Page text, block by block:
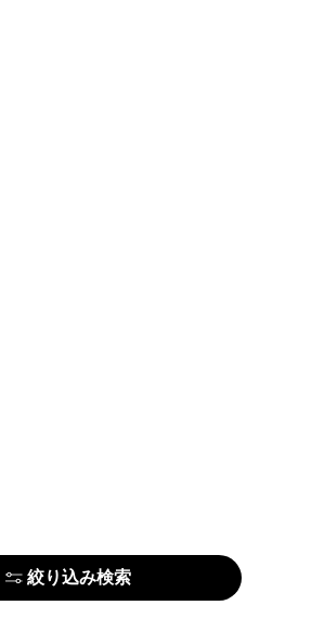
絞り込み検索